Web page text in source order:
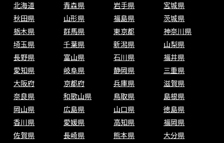
北海道 青森県 岩手県
宮城県
秋田県
山形県 福島県
茨城県
栃木県
群馬県 東京都
神奈川県
埼玉県
千葉県 新潟県
山梨県
長野県
富山県 石川県
福井県
愛知県
岐阜県 静岡県
三重県
大阪府
京都府 兵庫県
滋賀県
奈良県
和歌山県 鳥取県
島根県
岡山県
広島県 山口県
徳島県
香川県
愛媛県 高知県
福岡県
佐賀県
長崎県 熊本県
大分県